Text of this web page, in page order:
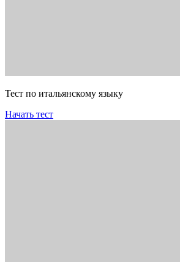
Тест по итальянскому языку
Начать тест